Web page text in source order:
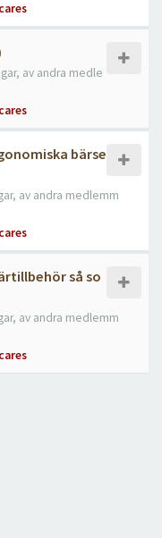
av andra medle
bärse
av andra medlemm
så so
av andra medlemm